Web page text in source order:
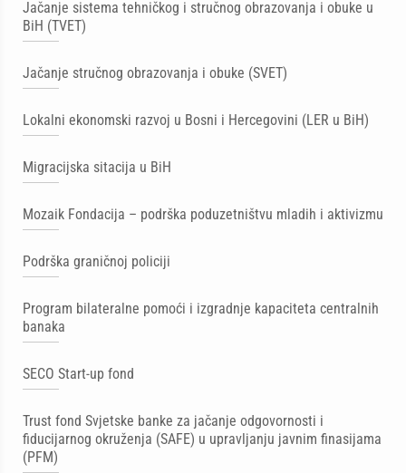
Jačanje sistema tehničkog i stručnog obrazovanja i obuke u
BiH (TVET)
Jačanje stručnog obrazovanja i obuke (SVET)
Lokalni ekonomski razvoj u Bosni i Hercegovini (LER u BiH)
Migracijska sitacija u BiH
Mozaik Fondacija – podrška poduzetništvu mladih i aktivizmu
Podrška graničnoj policiji
Program bilateralne pomoći i izgradnje kapaciteta centralnih
banaka
SECO Start-up fond
Trust fond Svjetske banke za jačanje odgovornosti i
fiducijarnog okruženja (SAFE) u upravljanju javnim finasijama
(PFM)